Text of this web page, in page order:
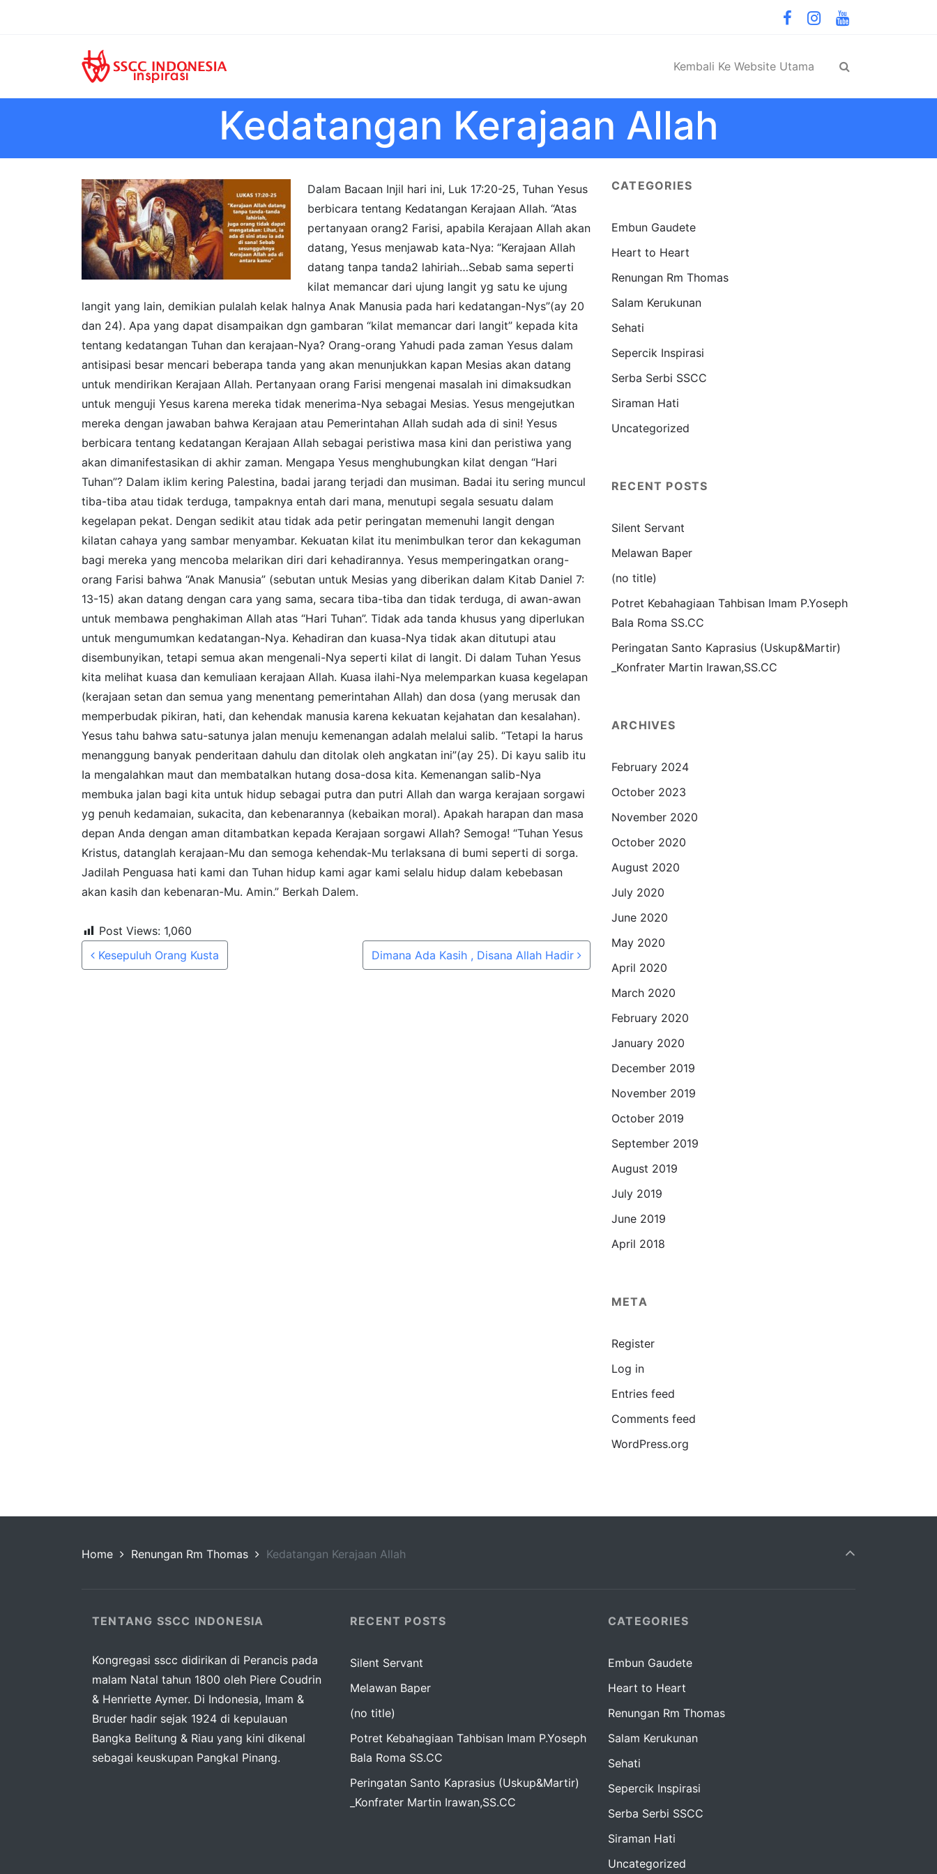
Kembali Ke Website Utama
Kedatangan Kerajaan Allah
Dalam Bacaan Injil hari ini, Luk 17:20-25, Tuhan Yesus
berbicara tentang Kedatangan Kerajaan Allah. “Atas
pertanyaan orang2 Farisi, apabila Kerajaan Allah akan
datang, Yesus menjawab kata-Nya: “Kerajaan Allah
datang tanpa tanda2 lahiriah…Sebab sama seperti
kilat memancar dari ujung langit yg satu ke ujung
langit yang lain, demikian pulalah kelak halnya Anak Manusia pada hari kedatangan-Nys”(ay 20
dan 24). Apa yang dapat disampaikan dgn gambaran “kilat memancar dari langit” kepada kita
tentang kedatangan Tuhan dan kerajaan-Nya? Orang-orang Yahudi pada zaman Yesus dalam
antisipasi besar mencari beberapa tanda yang akan menunjukkan kapan Mesias akan datang
untuk mendirikan Kerajaan Allah. Pertanyaan orang Farisi mengenai masalah ini dimaksudkan
untuk menguji Yesus karena mereka tidak menerima-Nya sebagai Mesias. Yesus mengejutkan
mereka dengan jawaban bahwa Kerajaan atau Pemerintahan Allah sudah ada di sini! Yesus
berbicara tentang kedatangan Kerajaan Allah sebagai peristiwa masa kini dan peristiwa yang
akan dimanifestasikan di akhir zaman. Mengapa Yesus menghubungkan kilat dengan “Hari
Tuhan”? Dalam iklim kering Palestina, badai jarang terjadi dan musiman. Badai itu sering muncul
tiba-tiba atau tidak terduga, tampaknya entah dari mana, menutupi segala sesuatu dalam
kegelapan pekat. Dengan sedikit atau tidak ada petir peringatan memenuhi langit dengan
kilatan cahaya yang sambar menyambar. Kekuatan kilat itu menimbulkan teror dan kekaguman
bagi mereka yang mencoba melarikan diri dari kehadirannya. Yesus memperingatkan orang-
orang Farisi bahwa “Anak Manusia” (sebutan untuk Mesias yang diberikan dalam Kitab Daniel 7:
13-15) akan datang dengan cara yang sama, secara tiba-tiba dan tidak terduga, di awan-awan
untuk membawa penghakiman Allah atas “Hari Tuhan”. Tidak ada tanda khusus yang diperlukan
untuk mengumumkan kedatangan-Nya. Kehadiran dan kuasa-Nya tidak akan ditutupi atau
disembunyikan, tetapi semua akan mengenali-Nya seperti kilat di langit. Di dalam Tuhan Yesus
kita melihat kuasa dan kemuliaan kerajaan Allah. Kuasa ilahi-Nya melemparkan kuasa kegelapan
(kerajaan setan dan semua yang menentang pemerintahan Allah) dan dosa (yang merusak dan
memperbudak pikiran, hati, dan kehendak manusia karena kekuatan kejahatan dan kesalahan).
Yesus tahu bahwa satu-satunya jalan menuju kemenangan adalah melalui salib. “Tetapi Ia harus
menanggung banyak penderitaan dahulu dan ditolak oleh angkatan ini”(ay 25). Di kayu salib itu
Ia mengalahkan maut dan membatalkan hutang dosa-dosa kita. Kemenangan salib-Nya
membuka jalan bagi kita untuk hidup sebagai putra dan putri Allah dan warga kerajaan sorgawi
yg penuh kedamaian, sukacita, dan kebenarannya (kebaikan moral). Apakah harapan dan masa
depan Anda dengan aman ditambatkan kepada Kerajaan sorgawi Allah? Semoga! “Tuhan Yesus
Kristus, datanglah kerajaan-Mu dan semoga kehendak-Mu terlaksana di bumi seperti di sorga.
Jadilah Penguasa hati kami dan Tuhan hidup kami agar kami selalu hidup dalam kebebasan
akan kasih dan kebenaran-Mu. Amin.” Berkah Dalem.
Post Views: 1,060
Post navigation
Kesepuluh Orang Kusta Dimana Ada Kasih , Disana Allah Hadir
CATEGORIES
Embun Gaudete
Heart to Heart
Renungan Rm Thomas
Salam Kerukunan
Sehati
Sepercik Inspirasi
Serba Serbi SSCC
Siraman Hati
Uncategorized
RECENT POSTS
Silent Servant
Melawan Baper
(no title)
Potret Kebahagiaan Tahbisan Imam P.Yoseph
Bala Roma SS.CC
Peringatan Santo Kaprasius (Uskup&Martir)
_Konfrater Martin Irawan,SS.CC
ARCHIVES
February 2024
October 2023
November 2020
October 2020
August 2020
July 2020
June 2020
May 2020
April 2020
March 2020
February 2020
January 2020
December 2019
November 2019
October 2019
September 2019
August 2019
July 2019
June 2019
April 2018
META
Register
Log in
Entries feed
Comments feed
WordPress.org
Home Renungan Rm Thomas Kedatangan Kerajaan Allah
TENTANG SSCC INDONESIA
Kongregasi sscc didirikan di Perancis pada
malam Natal tahun 1800 oleh Piere Coudrin
& Henriette Aymer. Di Indonesia, Imam &
Bruder hadir sejak 1924 di kepulauan
Bangka Belitung & Riau yang kini dikenal
sebagai keuskupan Pangkal Pinang.
RECENT POSTS
Silent Servant
Melawan Baper
(no title)
Potret Kebahagiaan Tahbisan Imam P.Yoseph
Bala Roma SS.CC
Peringatan Santo Kaprasius (Uskup&Martir)
_Konfrater Martin Irawan,SS.CC
CATEGORIES
Embun Gaudete
Heart to Heart
Renungan Rm Thomas
Salam Kerukunan
Sehati
Sepercik Inspirasi
Serba Serbi SSCC
Siraman Hati
Uncategorized